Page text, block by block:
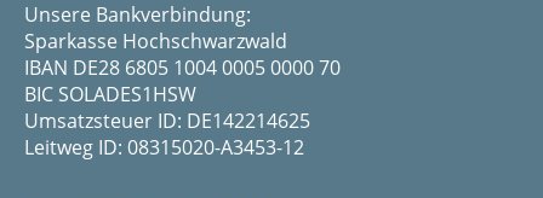
Unsere Bankverbindung:
Sparkasse Hochschwarzwald
IBAN DE28 6805 1004 0005 0000 70
BIC SOLADES1HSW
Umsatzsteuer ID: DE142214625
Leitweg ID: 08315020-A3453-12